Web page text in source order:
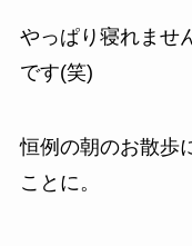
やっぱり寝れませ
です(笑)
恒例の朝のお散歩
ことに。